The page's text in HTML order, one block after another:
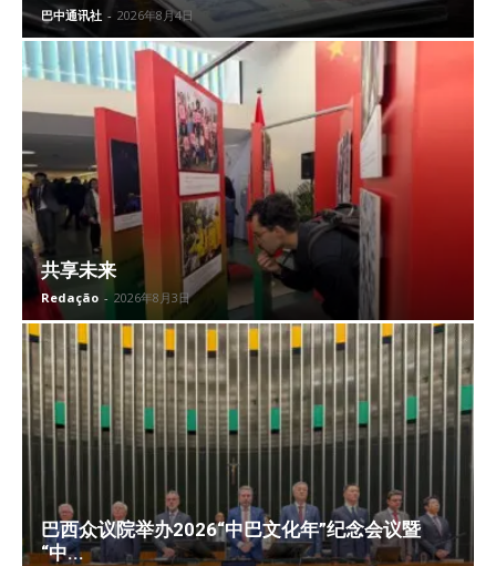
巴中通讯社 - 2026年8月4日
共享未来
Redação - 2026年8月3日
巴西众议院举办2026“中巴文化年”纪念会议暨
“中...